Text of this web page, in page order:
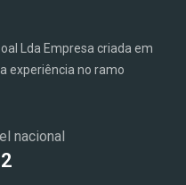
Lda Empresa criada em
experiência no ramo
nacional